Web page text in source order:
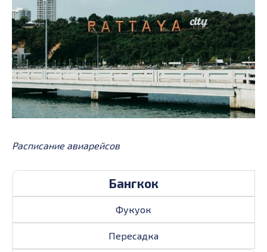
Расписание авиарейсов
Бангкок
Фукуок
Пересадка